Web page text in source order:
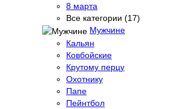
8 марта
Все категории (17)
Мужчине
Кальян
Ковбойские
Крутому перцу
Охотнику
Папе
Пейнтбол